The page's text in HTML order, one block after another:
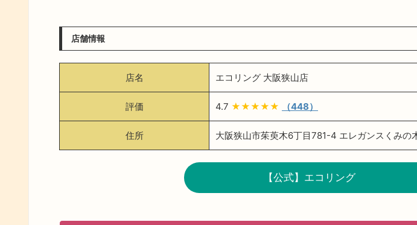
店舗情報
店名 エコリング 大阪狭山店
評価 4.7 ★★★★★ （448）
住所 大阪狭山市茱萸木6丁目781-4 エレガンスくみの
【公式】エコリング